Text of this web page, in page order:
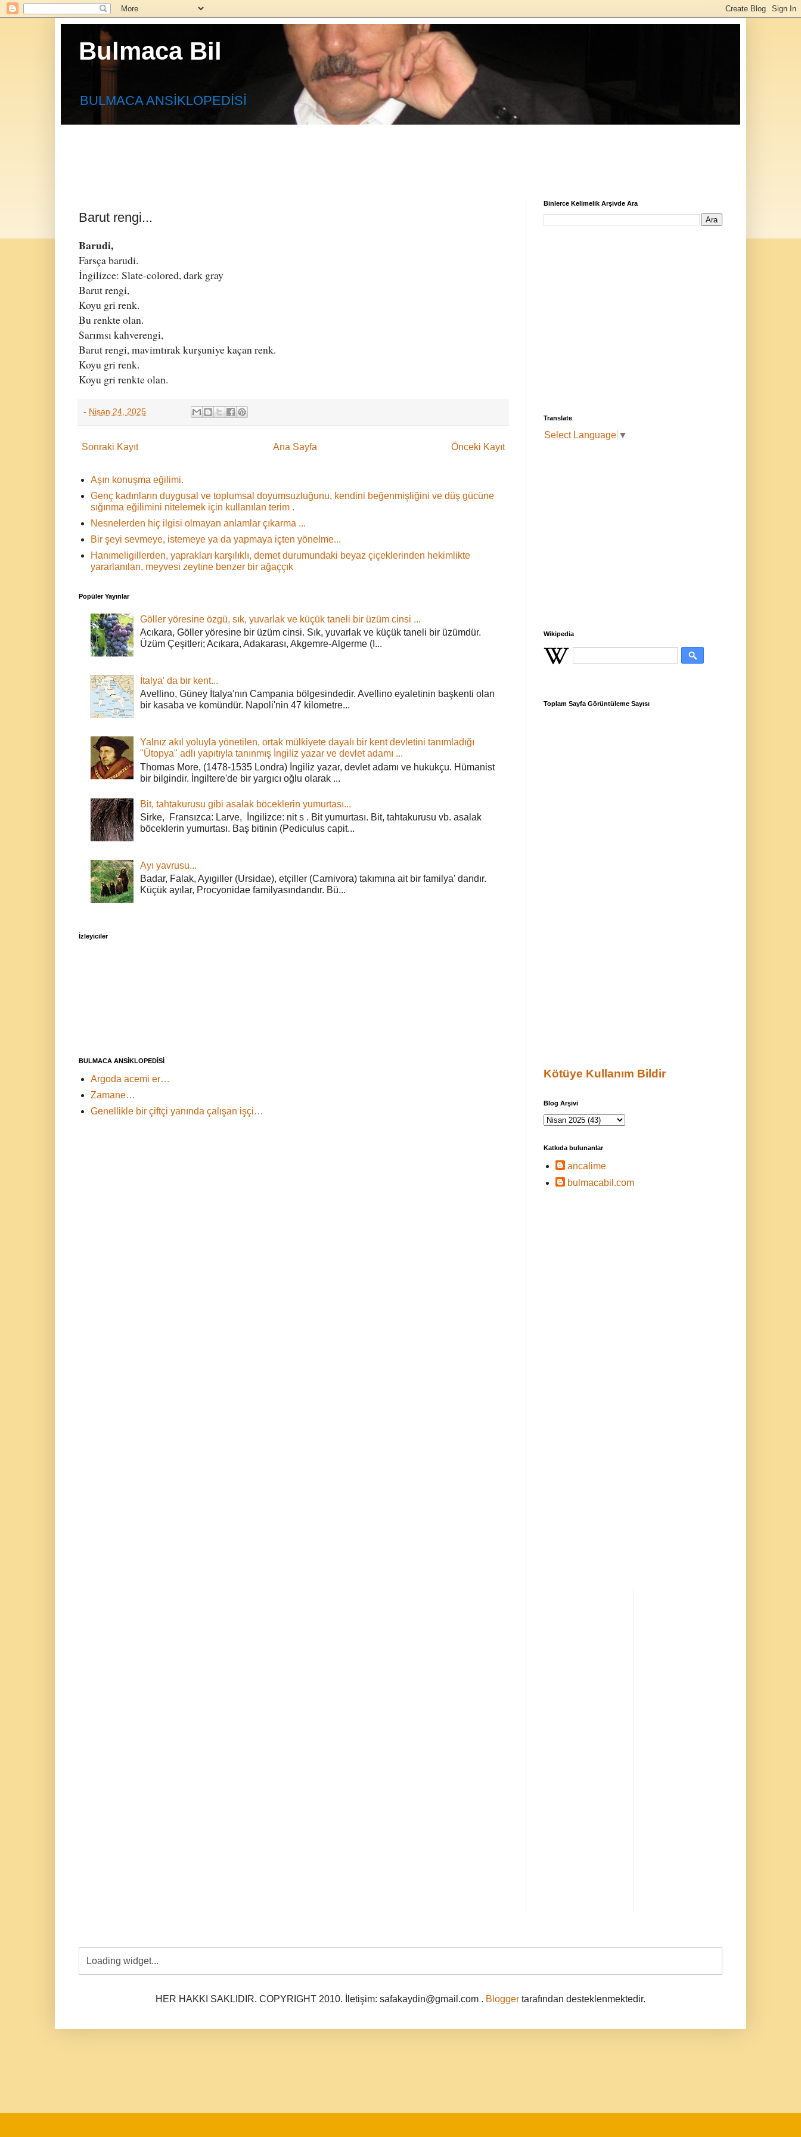
Bulmaca Bil
BULMACA ANSİKLOPEDİSİ
Barut rengi...
Barudi,
Farsça barudi.
İngilizce: Slate-colored, dark gray
Barut rengi,
Koyu gri renk.
Bu renkte olan.
Sarımsı kahverengi,
Barut rengi, mavimtırak kurşuniye kaçan renk.
Koyu gri renk.
Koyu gri renkte olan.
- Nisan 24, 2025
Sonraki Kayıt Önceki Kayıt
Ana Sayfa
Aşırı konuşma eğilimi.
Genç kadınların duygusal ve toplumsal doyumsuzluğunu, kendini beğenmişliğini ve düş gücüne
sığınma eğilimini nitelemek için kullanılan terim .
Nesnelerden hiç ilgisi olmayan anlamlar çıkarma ...
Bir şeyi sevmeye, istemeye ya da yapmaya içten yönelme...
Hanımeligillerden, yaprakları karşılıklı, demet durumundaki beyaz çiçeklerinden hekimlikte
yararlanılan, meyvesi zeytine benzer bir ağaççık
Popüler Yayınlar
Göller yöresine özgü, sık, yuvarlak ve küçük taneli bir üzüm cinsi ...
Acıkara, Göller yöresine bir üzüm cinsi. Sık, yuvarlak ve küçük taneli bir üzümdür.
Üzüm Çeşitleri; Acıkara, Adakarası, Akgemre-Algerme (I...
İtalya' da bir kent...
Avellino, Güney İtalya'nın Campania bölgesindedir. Avellino eyaletinin başkenti olan
bir kasaba ve komündür. Napoli'nin 47 kilometre...
Yalnız akıl yoluyla yönetilen, ortak mülkiyete dayalı bir kent devletini tanımladığı
"Ütopya" adlı yapıtıyla tanınmış İngiliz yazar ve devlet adamı ...
Thomas More, (1478-1535 Londra) İngiliz yazar, devlet adamı ve hukukçu. Hümanist
bir bilgindir. İngiltere'de bir yargıcı oğlu olarak ...
Bit, tahtakurusu gibi asalak böceklerin yumurtası...
Sirke, Fransızca: Larve, İngilizce: nit s . Bit yumurtası. Bit, tahtakurusu vb. asalak
böceklerin yumurtası. Baş bitinin (Pediculus capit...
Ayı yavrusu...
Badar, Falak, Ayıgiller (Ursidae), etçiller (Carnivora) takımına ait bir familya' dandır.
Küçük ayılar, Procyonidae familyasındandır. Bü...
İzleyiciler
BULMACA ANSİKLOPEDİSİ
Argoda acemi er…
Zamane…
Genellikle bir çiftçi yanında çalışan işçi…
Binlerce Kelimelik Arşivde Ara
Translate
Select Language ▼
Wikipedia
Toplam Sayfa Görüntüleme Sayısı
Kötüye Kullanım Bildir
Blog Arşivi
Katkıda bulunanlar
ancalime
bulmacabil.com
HER HAKKI SAKLIDIR. COPYRIGHT 2010. İletişim: safakaydin@gmail.com . Blogger tarafından desteklenmektedir.